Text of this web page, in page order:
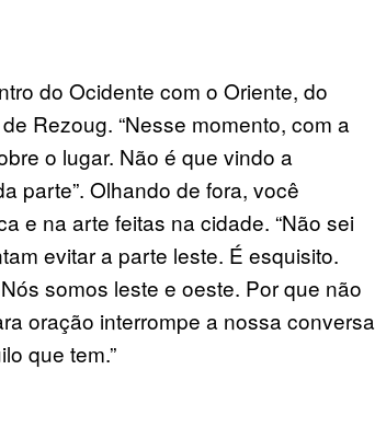
do Ocidente com o Oriente, do
Rezoug. “Nesse momento, com a
o lugar. Não é que vindo a
parte”. Olhando de fora, você
e na arte feitas na cidade. “Não sei
evitar a parte leste. É esquisito.
somos leste e oeste. Por que não
oração interrompe a nossa conversa
que tem.”